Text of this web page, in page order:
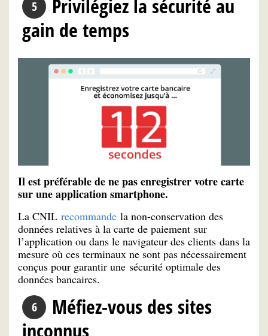
Privilégiez la sécurité au
gain de temps
Il est préférable de ne pas enregistrer votre carte
sur une application smartphone.
La CNIL recommande la non-conservation des
données relatives à la carte de paiement sur
l’application ou dans le navigateur des clients dans la
mesure où ces terminaux ne sont pas nécessairement
conçus pour garantir une sécurité optimale des
données bancaires.
Méfiez-vous des sites
inconnus